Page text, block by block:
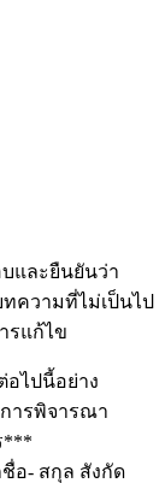
และยืนยันว่า
ความที่ไม่เป็นไป
รแก้ไข
อไปนี้อย่าง
ารพิจารณา
***
อ- สกุล สังกัด